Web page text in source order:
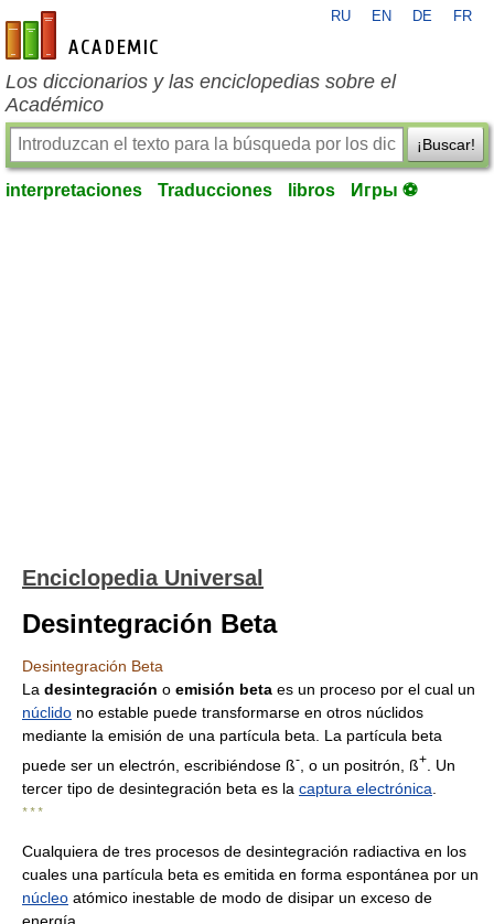
es-academic.com
RU EN DE FR
Los diccionarios y las enciclopedias sobre el
Académico
¡Buscar!
interpretaciones Traducciones libros Игры ⚽
Enciclopedia Universal
Desintegración Beta
Desintegración Beta
La desintegración o emisión beta es un proceso por el cual un
núclido no estable puede transformarse en otros núclidos
mediante la emisión de una partícula beta. La partícula beta
puede ser un electrón, escribiéndose ß- , o un positrón, ß+
. Un
tercer tipo de desintegración beta es la captura electrónica
* * *
Cualquiera de tres procesos de desintegración radiactiva en los
cuales una partícula beta es emitida en forma espontánea por un
núcleo atómico inestable de modo de disipar un exceso de
energía.